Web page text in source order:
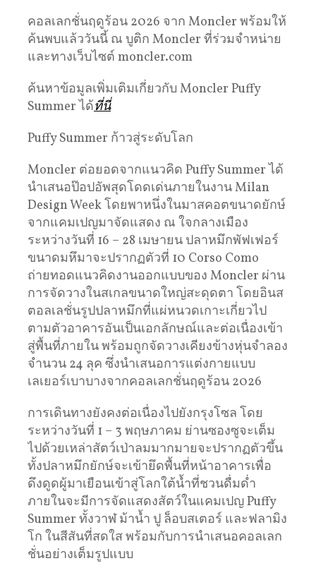
คอลเลกชั่นฤดูร้อน 2026 จาก Moncler พร้อมให้
ค้นพบแล้ววันนี้ ณ บูติก Moncler ที่ร่วมจำหน่าย
และทางเว็บไซต์ moncler.com
ค้นหาข้อมูลเพิ่มเติมเกี่ยวกับ Moncler Puffy
Summer ได้ที่นี่
Puffy Summer ก้าวสู่ระดับโลก
Moncler ต่อยอดจากแนวคิด Puffy Summer ได้
นำเสนอป๊อปอัพสุดโดดเด่นภายในงาน Milan
Design Week โดยพาหนึ่งในมาสคอตขนาดยักษ์
จากแคมเปญมาจัดแสดง ณ ใจกลางเมือง
ระหว่างวันที่ 16 – 28 เมษายน ปลาหมึกพัฟเฟอร์
ขนาดมหึมาจะปรากฏตัวที่ 10 Corso Como
ถ่ายทอดแนวคิดงานออกแบบของ Moncler ผ่าน
การจัดวางในสเกลขนาดใหญ่สะดุดตา โดยอินส
ตอลเลชั่นรูปปลาหมึกที่แผ่หนวดเกาะเกี่ยวไป
ตามตัวอาคารอันเป็นเอกลักษณ์และต่อเนื่องเข้า
สู่พื้นที่ภายใน พร้อมถูกจัดวางเคียงข้างหุ่นจำลอง
จำนวน 24 ลุค ซึ่งนำเสนอการแต่งกายแบบ
เลเยอร์เบาบางจากคอลเลกชั่นฤดูร้อน 2026
การเดินทางยังคงต่อเนื่องไปยังกรุงโซล โดย
ระหว่างวันที่ 1 – 3 พฤษภาคม ย่านซองซูจะเต็ม
ไปด้วยเหล่าสัตว์เป่าลมมากมายจะปรากฏตัวขึ้น
ทั้งปลาหมึกยักษ์จะเข้ายึดพื้นที่หน้าอาคารเพื่อ
ดึงดูดผู้มาเยือนเข้าสู่โลกใต้น้ำที่ชวนดื่มด่ำ
ภายในจะมีการจัดแสดงสัตว์ในแคมเปญ Puffy
Summer ทั้งวาฬ ม้าน้ำ ปู ล็อบสเตอร์ และฟลามิง
โก ในสีสันที่สดใส พร้อมกับการนำเสนอคอลเลก
ชั่นอย่างเต็มรูปแบบ